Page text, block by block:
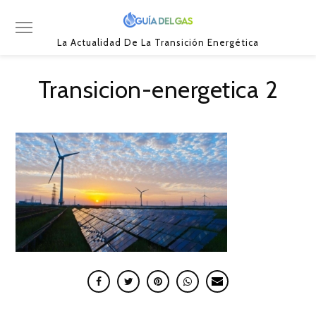
La Actualidad De La Transición Energética
Transicion-energetica 2